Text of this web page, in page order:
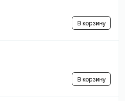
В корзину
В корзину